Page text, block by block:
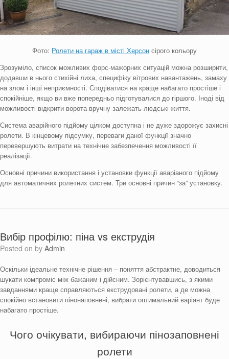
Фото: Ролети на гараж в місті Херсон сірого кольору
Зрозуміло, список можливих форс-мажорних ситуацій можна розширити,
додавши в нього стихійні лиха, специфіку вітрових навантажень, замаху
на злом і інші неприємності. Сподіватися на краще набагато простіше і
спокійніше, якщо ви вже попередньо підготувалися до гіршого. Іноді від
можливості відкрити ворота вручну залежать людські життя.
Система аварійного підйому цілком доступна і не дуже здорожує захисні
ролети. В кінцевому підсумку, переваги даної функції значно
перевершують витрати на технічне забезпечення можливості її
реалізації.
Основні причини використання і установки функції аваріаного підйому
для автоматичних ролетних систем. Три основні причин “за” установку.
Вибір профілю: піна vs екструдія
Posted on by Admin
Оскільки ідеальне технічне рішення – поняття абстрактне, доводиться
шукати компроміс між бажаним і дійсним. Зорієнтувавшись, з якими
завданнями краще справляються екструдовані ролети, а де можна
спокійно встановити пінонаповнені, вибрати оптимальний варіант буде
набагато простіше.
Чого очікувати, вибираючи пінозаповнені
ролети